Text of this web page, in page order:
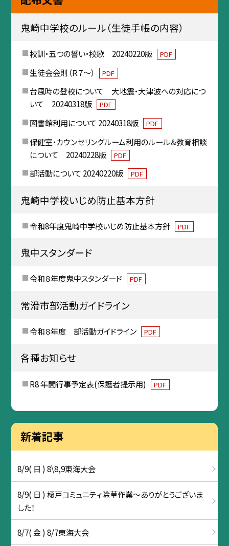
鬼崎中学校のルール（生徒手帳の内容）
校訓・五つの誓い・校歌 20240220版 PDF
生徒会会則（Ｒ７～） PDF
台風時の登校について 大地震・大津波への対応につ
いて 20240318版
PDF
図書館利用について 20240318版 PDF
保健室・カウンセリングルーム利用のルール＆教育相談
について 20240228版
PDF
部活動について 20240220版 PDF
鬼崎中学校いじめ防止基本方針
令和8年度鬼崎中学校いじめ防止基本方針 PDF
鬼中スタンダード
令和８年度鬼中スタンダード PDF
常滑市部活動ガイドライン
令和８年度 部活動ガイドライン PDF
各種お知らせ
R8 年間行事予定表(保護者提示用) PDF
新着記事
8/9( 日 ) 8\8,9東海大会
8/9( 日 ) 榎戸コミュニティ除草作業～ありがとうございま
した！
8/7( 金 ) 8/7東海大会